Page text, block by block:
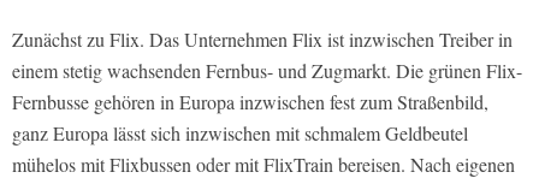
Zunächst zu Flix. Das Unternehmen Flix ist inzwischen Treiber in
einem stetig wachsenden Fernbus- und Zugmarkt. Die grünen Flix-
Fernbusse gehören in Europa inzwischen fest zum Straßenbild,
ganz Europa lässt sich inzwischen mit schmalem Geldbeutel
mühelos mit Flixbussen oder mit FlixTrain bereisen. Nach eigenen